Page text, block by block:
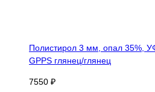
Полистирол 3 мм, опал 35%,
GPPS глянец/глянец
7550 ₽